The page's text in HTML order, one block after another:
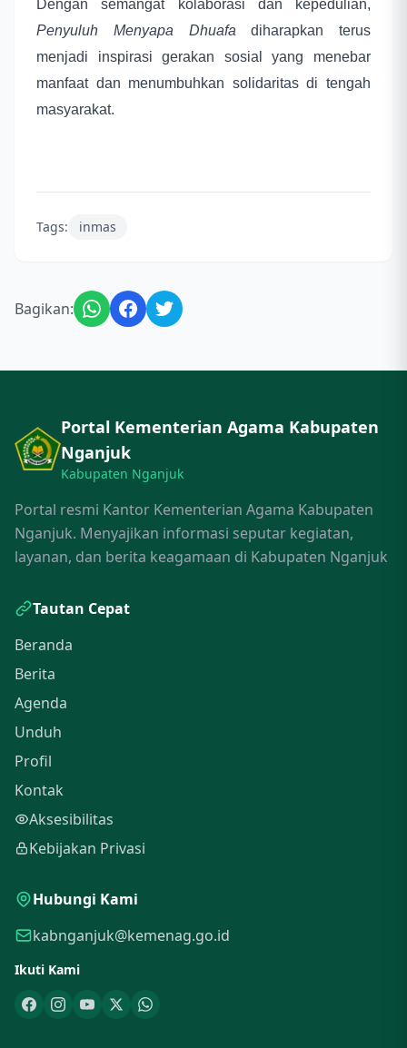
Dengan semangat kolaborasi dan kepedulian,
Penyuluh Menyapa Dhuafa diharapkan terus
menjadi inspirasi gerakan sosial yang menebar
manfaat dan menumbuhkan solidaritas di tengah
masyarakat.
Tags: inmas
Bagikan:
Portal Kementerian Agama Kabupaten
Nganjuk
Kabupaten Nganjuk
Portal resmi Kantor Kementerian Agama Kabupaten
Nganjuk. Menyajikan informasi seputar kegiatan,
layanan, dan berita keagamaan di Kabupaten Nganjuk
Tautan Cepat
Beranda
Berita
Agenda
Unduh
Profil
Kontak
Aksesibilitas
Kebijakan Privasi
Hubungi Kami
kabnganjuk@kemenag.go.id
Ikuti Kami